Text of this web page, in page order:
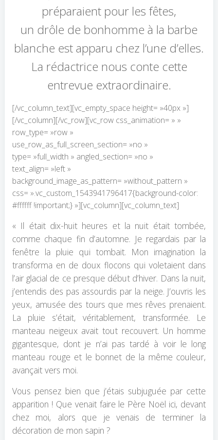
préparaient pour les fêtes,
un drôle de bonhomme à la barbe
blanche est apparu chez l’une d’elles.
La rédactrice nous conte cette
entrevue extraordinaire.
[/vc_column_text][vc_empty_space height= »40px »]
[/vc_column][/vc_row][vc_row css_animation= » »
row_type= »row »
use_row_as_full_screen_section= »no »
type= »full_width » angled_section= »no »
text_align= »left »
background_image_as_pattern= »without_pattern »
css= ».vc_custom_1543941796417{background-color:
#ffffff !important;} »][vc_column][vc_column_text]
« Il était dix-huit heures et la nuit était tombée,
comme chaque fin d’automne. Je regardais par la
fenêtre la pluie qui tombait. Mon imagination la
transforma en de doux flocons qui voletaient dans
l’air glacial de ce presque début d’hiver. Dans la nuit,
j’entendis des pas assourdis par la neige. J’ouvris les
yeux, amusée des tours que mes rêves prenaient.
La pluie s’était, véritablement, transformée. Le
manteau neigeux avait tout recouvert. Un homme
gigantesque, dont je n’ai pas tardé à voir le long
manteau rouge et le bonnet de la même couleur,
avançait vers moi.
Vous pensez bien que j’étais subjuguée par cette
apparition ! Que venait faire le Père Noël ici, devant
chez moi, alors que je venais de terminer la
décoration de mon sapin ?